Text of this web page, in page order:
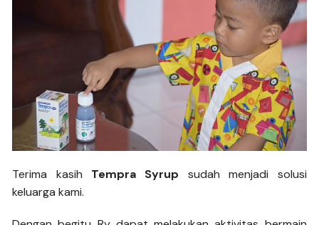
Terima kasih Tempra Syrup sudah menjadi solusi
keluarga kami.